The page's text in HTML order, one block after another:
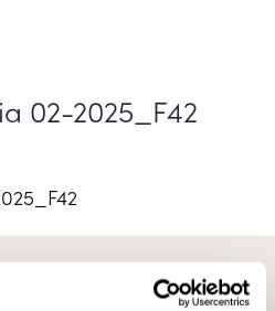
02-2025_F42